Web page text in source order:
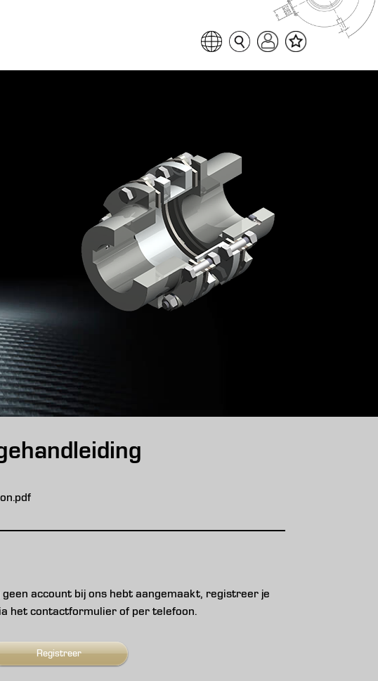
Sprache auswählen
Seitensuche
Login
Favoritenliste
account bij ons hebt aangemaakt, registreer je
het contactformulier of per telefoon.
Registreer